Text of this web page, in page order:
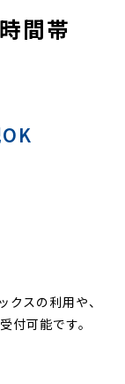
間帯
クスの利用や、
付可能です。